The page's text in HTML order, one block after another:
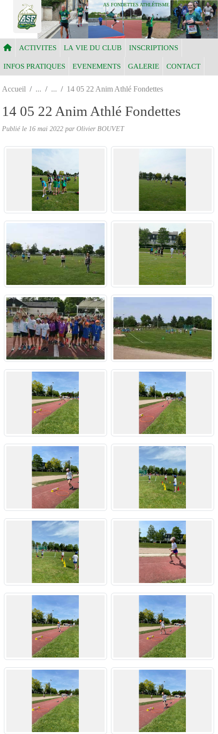
AS FONDETTES ATHLÉTISME
ACTIVITES LA VIE DU CLUB INSCRIPTIONS
INFOS PRATIQUES EVENEMENTS GALERIE CONTACT
Accueil 14 05 22 Anim Athlé Fondettes
14 05 22 Anim Athlé Fondettes
Publié le 16 mai 2022 par Olivier BOUVET
Panneau de gestion des cookies